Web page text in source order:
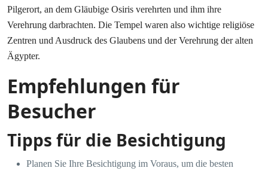
Pilgerort, an dem Gläubige Osiris verehrten und ihm ihre
Verehrung darbrachten. Die Tempel waren also wichtige religiöse
Zentren und Ausdruck des Glaubens und der Verehrung der alten
Ägypter.
Empfehlungen für
Besucher
Tipps für die Besichtigung
Planen Sie Ihre Besichtigung im Voraus, um die besten